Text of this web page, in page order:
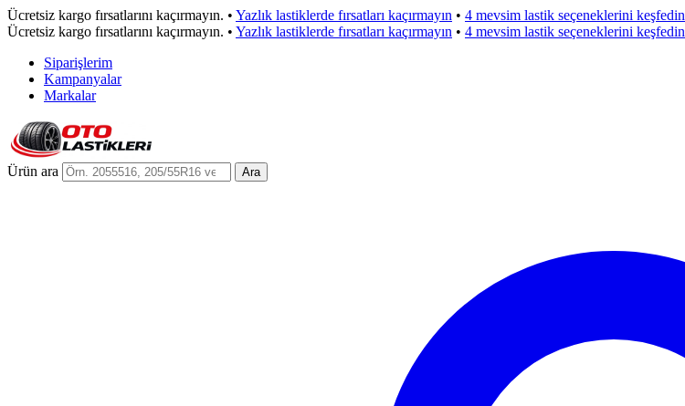
Ücretsiz kargo fırsatlarını kaçırmayın. • Yazlık lastiklerde fırsatları kaçırmayın • 4 mevsim lastik seçeneklerini keşfedin
Ücretsiz kargo fırsatlarını kaçırmayın. • Yazlık lastiklerde fırsatları kaçırmayın • 4 mevsim lastik seçeneklerini keşfedin
Siparişlerim
Kampanyalar
Markalar
Ürün ara Ara